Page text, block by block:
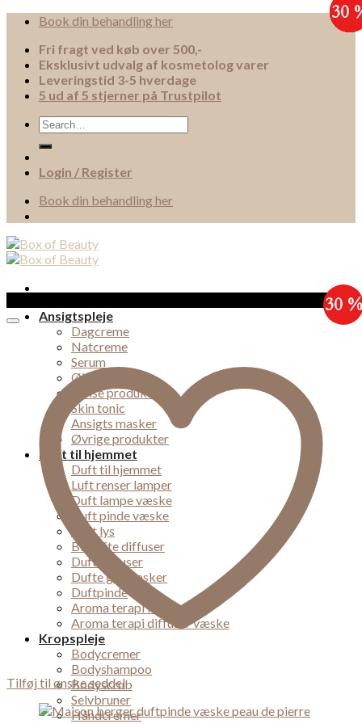
Skip
content
Book din behandling her
Fri fragt ved køb over 500,-
Eksklusivt udvalg af kosmetolog varer
Leveringstid 3-5 hverdage
5 ud af 5 stjerner på Trustpilot
Search
for:
Login / Register
Book din behandling her
Ansigtspleje
Dagcreme
Natcreme
Serum
Øjencreme
Rense produkter
Skin tonic
Ansigts masker
Øvrige produkter
Duft til hjemmet
Duft til hjemmet
Luft renser lamper
Duft lampe væske
Duft pinde væske
Duft lys
Bil dufte diffuser
Duft diffuser
Dufte gaveæsker
Duftpinde
Aroma terapi lampe
Aroma terapi diffuser væske
Kropspleje
Bodycremer
Bodyshampoo
Bodyscrub
Selvbruner
Håndcremer
Tilføj til ønske seddel
30 %
30
30
30
30
30
30
30
30